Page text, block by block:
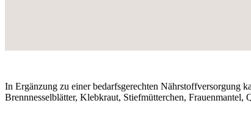
In Ergänzung zu einer bedarfsgerechten Nährstoffversorgung
Brennnesselblätter, Klebkraut, Stiefmütterchen,